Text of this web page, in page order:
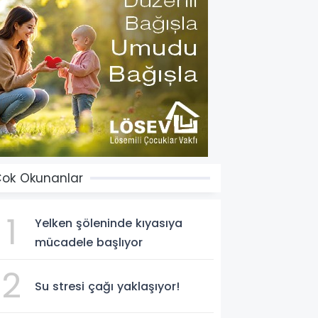
Okunanlar
1
Yelken şöleninde kıyasıya
mücadele başlıyor
2 Su stresi çağı yaklaşıyor!